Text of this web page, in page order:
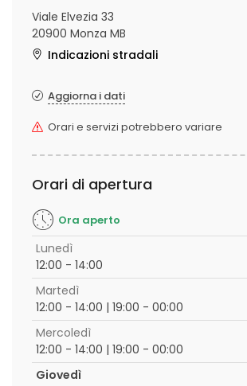
Viale Elvezia 33
20900 Monza MB
Indicazioni stradali
Aggiorna i dati
Orari e servizi potrebbero variare
Orari di apertura
Ora aperto
Lunedì
12:00 - 14:00
Martedì
12:00 - 14:00 | 19:00 - 00:00
Mercoledì
12:00 - 14:00 | 19:00 - 00:00
Giovedì